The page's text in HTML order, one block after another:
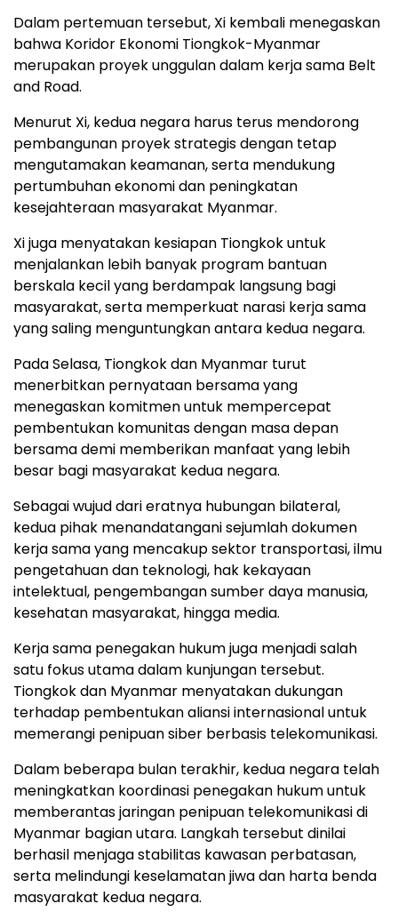
Dalam pertemuan tersebut, Xi kembali menegaskan
bahwa Koridor Ekonomi Tiongkok-Myanmar
merupakan proyek unggulan dalam kerja sama Belt
and Road.
Menurut Xi, kedua negara harus terus mendorong
pembangunan proyek strategis dengan tetap
mengutamakan keamanan, serta mendukung
pertumbuhan ekonomi dan peningkatan
kesejahteraan masyarakat Myanmar.
Xi juga menyatakan kesiapan Tiongkok untuk
menjalankan lebih banyak program bantuan
berskala kecil yang berdampak langsung bagi
masyarakat, serta memperkuat narasi kerja sama
yang saling menguntungkan antara kedua negara.
Pada Selasa, Tiongkok dan Myanmar turut
menerbitkan pernyataan bersama yang
menegaskan komitmen untuk mempercepat
pembentukan komunitas dengan masa depan
bersama demi memberikan manfaat yang lebih
besar bagi masyarakat kedua negara.
Sebagai wujud dari eratnya hubungan bilateral,
kedua pihak menandatangani sejumlah dokumen
kerja sama yang mencakup sektor transportasi, ilmu
pengetahuan dan teknologi, hak kekayaan
intelektual, pengembangan sumber daya manusia,
kesehatan masyarakat, hingga media.
Kerja sama penegakan hukum juga menjadi salah
satu fokus utama dalam kunjungan tersebut.
Tiongkok dan Myanmar menyatakan dukungan
terhadap pembentukan aliansi internasional untuk
memerangi penipuan siber berbasis telekomunikasi.
Dalam beberapa bulan terakhir, kedua negara telah
meningkatkan koordinasi penegakan hukum untuk
memberantas jaringan penipuan telekomunikasi di
Myanmar bagian utara. Langkah tersebut dinilai
berhasil menjaga stabilitas kawasan perbatasan,
serta melindungi keselamatan jiwa dan harta benda
masyarakat kedua negara.